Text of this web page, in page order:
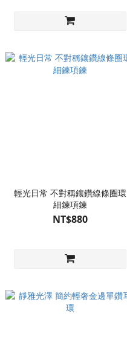
輕光日常 不對稱鑲鑽線條圈環
細鍊項鍊
NT$880